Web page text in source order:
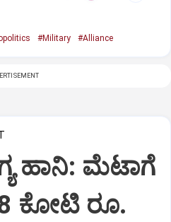
#Military #Alliance
ಹಾನಿ: ಮೆಟಾಗೆ
ಕೋಟಿ ರೂ.